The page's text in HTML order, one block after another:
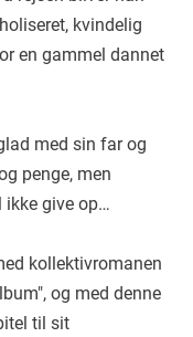
kvindelig
en gammel dannet
med sin far og
penge, men
ikke give op…
kollektivromanen
og med denne
til sit